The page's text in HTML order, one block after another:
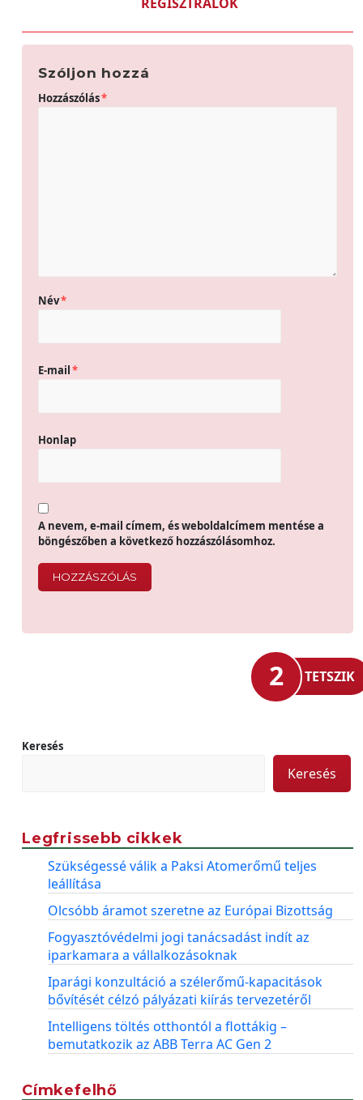
Szóljon hozzá
Hozzászólás*
Név*
E-mail*
Honlap
A nevem, e-mail címem, és weboldalcímem mentése a
böngészőben a következő hozzászólásomhoz.
2 TETSZIK
Keresés
Keresés
Legfrissebb cikkek
Szükségessé válik a Paksi Atomerőmű teljes
leállítása
Olcsóbb áramot szeretne az Európai Bizottság
Fogyasztóvédelmi jogi tanácsadást indít az
iparkamara a vállalkozásoknak
Iparági konzultáció a szélerőmű-kapacitások
bővítését célzó pályázati kiírás tervezetéről
Intelligens töltés otthontól a flottákig –
bemutatkozik az ABB Terra AC Gen 2
Címkefelhő